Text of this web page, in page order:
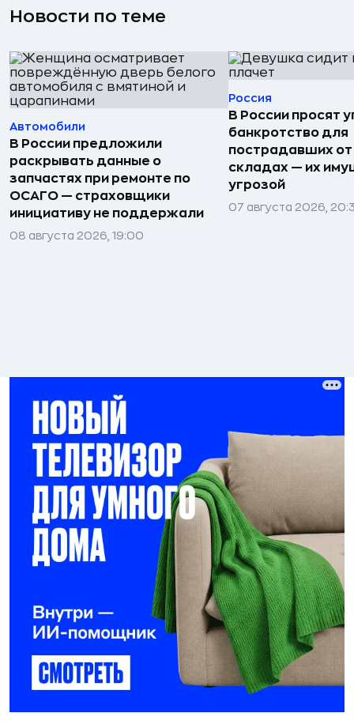
Новости по теме
Автомобили
В России предложили
раскрывать данные о
запчастях при ремонте по
ОСАГО — страховщики
инициативу не поддержали
08 августа 2026, 19:00
Россия
В России просят
банкротство для
пострадавших
складах — их
угрозой
07 августа 2026,